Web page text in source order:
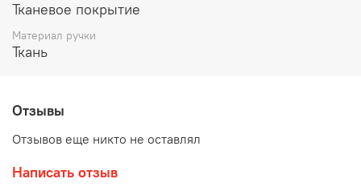
Тканевое покрытие
Материал ручки
Ткань
Отзывы
Отзывов еще никто не оставлял
Написать отзыв